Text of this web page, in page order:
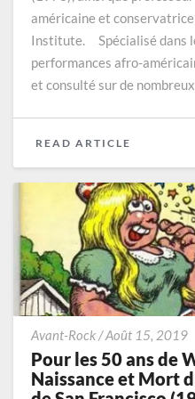
américaine et
Institute. Spécialisé dans
performances afro-
et consulté sur de
READ ARTICLE
MORE
Avant-Rock/Août 15, 2019
Pour les 50 ans de
Naissance et Mort